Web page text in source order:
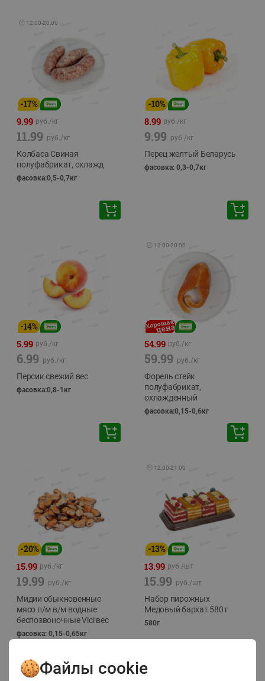
🕘 12:00-20:00
-17%
9.99 руб./кг
11.99 руб./кг
Колбаса Свиная
полуфабрикат, охлажд
фасовка:0,5-0,7кг
-10%
8.99 руб./кг
9.99 руб./кг
Перец желтый Беларусь
фасовка: 0,3-0,7кг
-14%
5.99 руб./кг
6.99 руб./кг
Персик свежий вес
фасовка:0,8-1кг
🕘 12:00-20:00
54.99 руб./кг
59.99 руб./кг
Форель стейк
полуфабрикат,
охлажденный
фасовка:0,15-0,6кг
-20%
15.99 руб./кг
19.99 руб./кг
Мидии обыкновенные
мясо п/м в/м водные
беспозвоночные Vici вес
фасовка: 0,15-0,65кг
🕘 12:00-21:00
-13%
13.99 руб./шт
15.99 руб./шт
Набор пирожных
Медовый бархат 580 г
580г
Файлы cookie